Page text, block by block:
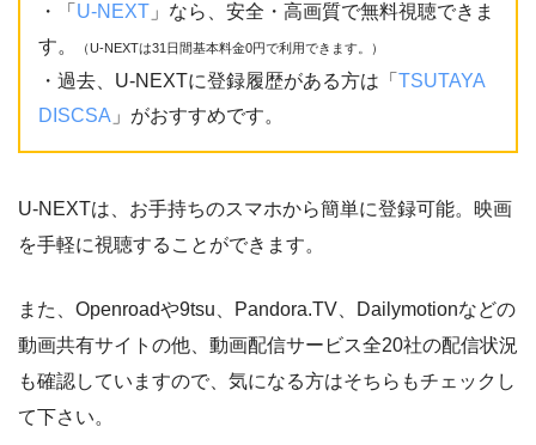
・「 U-NEXT 」なら、安全・高画質で無料視聴できま
す。
（U-NEXTは31日間基本料金0円で利用できます。）
・過去、U-NEXTに登録履歴がある方は「 TSUTAYA
DISCSA 」がおすすめです。
U-NEXTは、お手持ちのスマホから簡単に登録可能。映画
を手軽に視聴することができます。
また、Openroadや9tsu、Pandora.TV、Dailymotionなどの
動画共有サイトの他、動画配信サービス全20社の配信状況
も確認していますので、気になる方はそちらもチェックし
て下さい。